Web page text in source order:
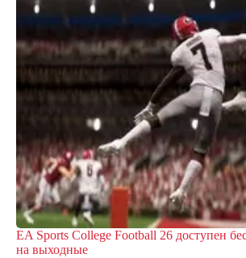
EA Sports College Football 26 доступен
на выходные